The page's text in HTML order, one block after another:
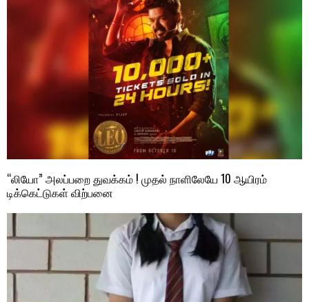
“லியோ” அலப்பறை துவக்கம் ! முதல் நாளிலேயே 10 ஆயிரம்
டிக்கெட்டுகள் விற்பனை